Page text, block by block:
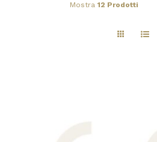
Mostra 12 Prodotti